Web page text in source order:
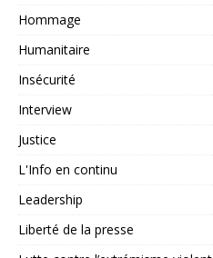
Hommage
Humanitaire
Insécurité
Interview
Justice
L'Info en continu
Leadership
Liberté de la presse